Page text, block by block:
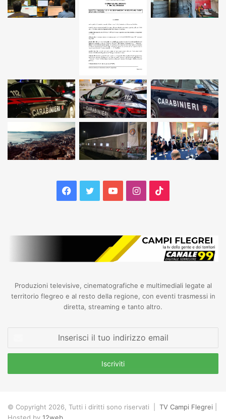
Facebook
TwitterYouTubeInstagram
Produzioni televisive, cinematografiche e multimediali legate al
territorio flegreo e al resto della regione, con eventi trasmessi in
diretta, streaming e tanto altro.
tuo
email
© Copyright 2026, Tutti i diritti sono riservati | TV Campi Flegrei